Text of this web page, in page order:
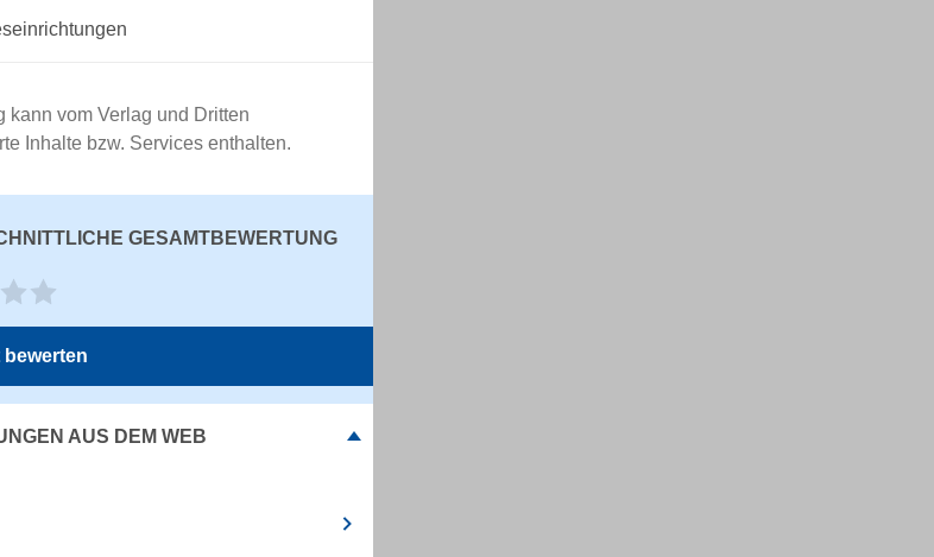
kann vom Verlag und Dritten
Inhalte bzw. Services enthalten.
GESAMTBEWERTUNG
bewerten
AUS DEM WEB